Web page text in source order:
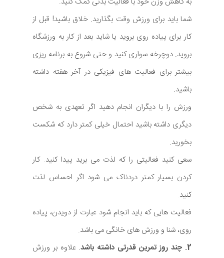
شما باید برای ورزش وقت بگذارید. خلاق باشید! قبل از
کار برای پیاده روی بروید یا شاید بعد از کار به ورزشگاه
بروید. دوچرخه سواری کنید و حتی شروع به برنامه ریزی
بیشتر برای فعالیت های فیزیکی در آخر هفته داشته
باشید.
ورزش را با دیگران انجام دهید اگر تعهدی به شخص
دیگری داشته باشید احتمال خیلی کمتر دارد که شکست
بخورید.
سعی کنید فعالیتی را که لذت می برید پیدا کنید. کار
کردن بسیار کمتر دردناک می شود اگر احساس لذت
کنید.
فعالیت هایی که باید انجام شود عبارت از دویدن، پیاده
روی، شنا و ورزش های خانگی می باشد.
2. چند روز تمرین قدرتی داشته باشد
. علاوه بر ورزش